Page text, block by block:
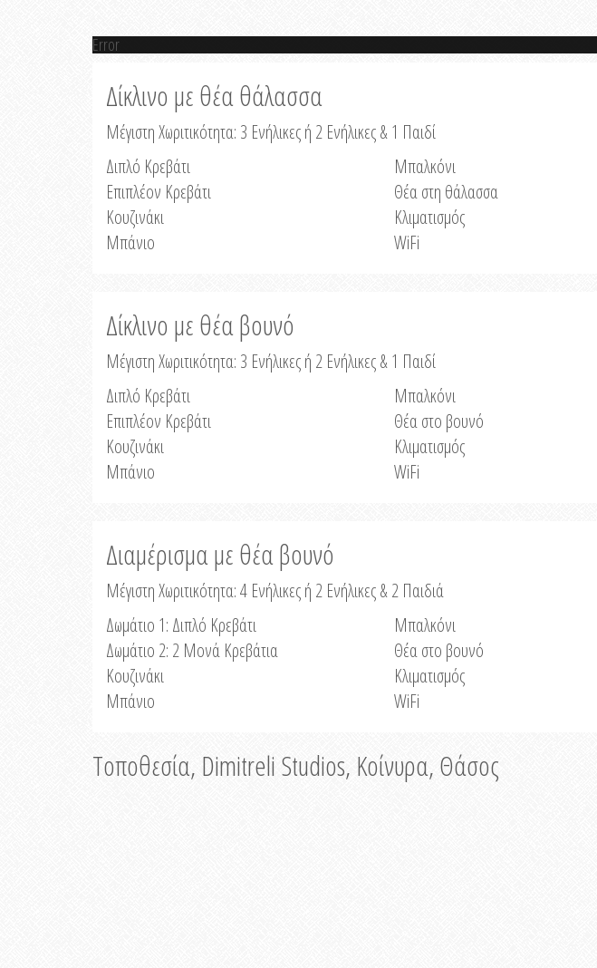
Error
Δίκλινο με θέα θάλασσα
Μέγιστη Χωριτικότητα: 3 Ενήλικες ή 2 Ενήλικες & 1 Παιδί
Διπλό Κρεβάτι
Επιπλέον Κρεβάτι
Κουζινάκι
Μπάνιο
Μπαλκόνι
Θέα στη θάλασσα
Κλιματισμός
WiFi
Δίκλινο με θέα βουνό
Μέγιστη Χωριτικότητα: 3 Ενήλικες ή 2 Ενήλικες & 1 Παιδί
Διπλό Κρεβάτι
Επιπλέον Κρεβάτι
Κουζινάκι
Μπάνιο
Μπαλκόνι
Θέα στο βουνό
Κλιματισμός
WiFi
Διαμέρισμα με θέα βουνό
Μέγιστη Χωριτικότητα: 4 Ενήλικες ή 2 Ενήλικες & 2 Παιδιά
Δωμάτιο 1: Διπλό Κρεβάτι
Δωμάτιο 2: 2 Μονά Κρεβάτια
Κουζινάκι
Μπάνιο
Μπαλκόνι
Θέα στο βουνό
Κλιματισμός
WiFi
Τοποθεσία, Dimitreli Studios, Κοίνυρα, Θάσος